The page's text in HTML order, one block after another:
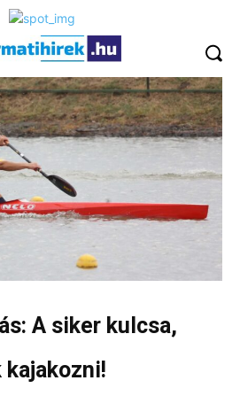
A siker kulcsa,
kajakozni!